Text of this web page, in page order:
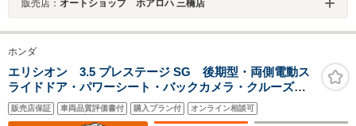
販売店： オートショップ ホアロハ 三橋店
ホンダ
エリシオン 3.5 プレステージ SG 後期型・両側電動ス
ライドドア・パワーシート・バックカメラ・クルーズコ
ントロール・スマートキー・ハーフレザーシート・HIDヘ
ッドライト・オートA/C・ETC・純正18インチアルミ
販売店保証 車両品質評価書付 購入プラン付 オンライン相談可